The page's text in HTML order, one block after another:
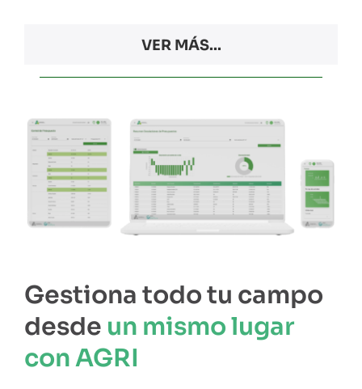
VER MÁS...
Gestiona todo tu campo
desde un mismo lugar
con AGRI